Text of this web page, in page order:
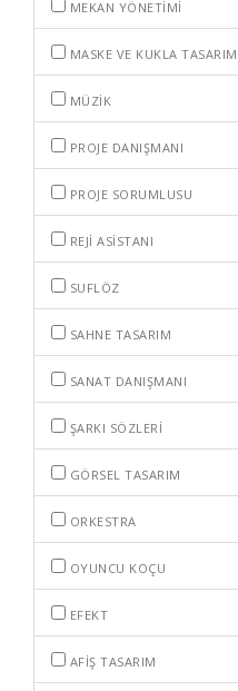
MEKAN YÖNETIMI
MASKE VE KUKLA TASARIM
MÜZIK
PROJE DANIŞMANI
PROJE SORUMLUSU
REJI ASISTANI
SUFLÖZ
SAHNE TASARIM
SANAT DANIŞMANI
ŞARKI SÖZLERI
GÖRSEL TASARIM
ORKESTRA
OYUNCU KOÇU
EFEKT
AFIŞ TASARIM